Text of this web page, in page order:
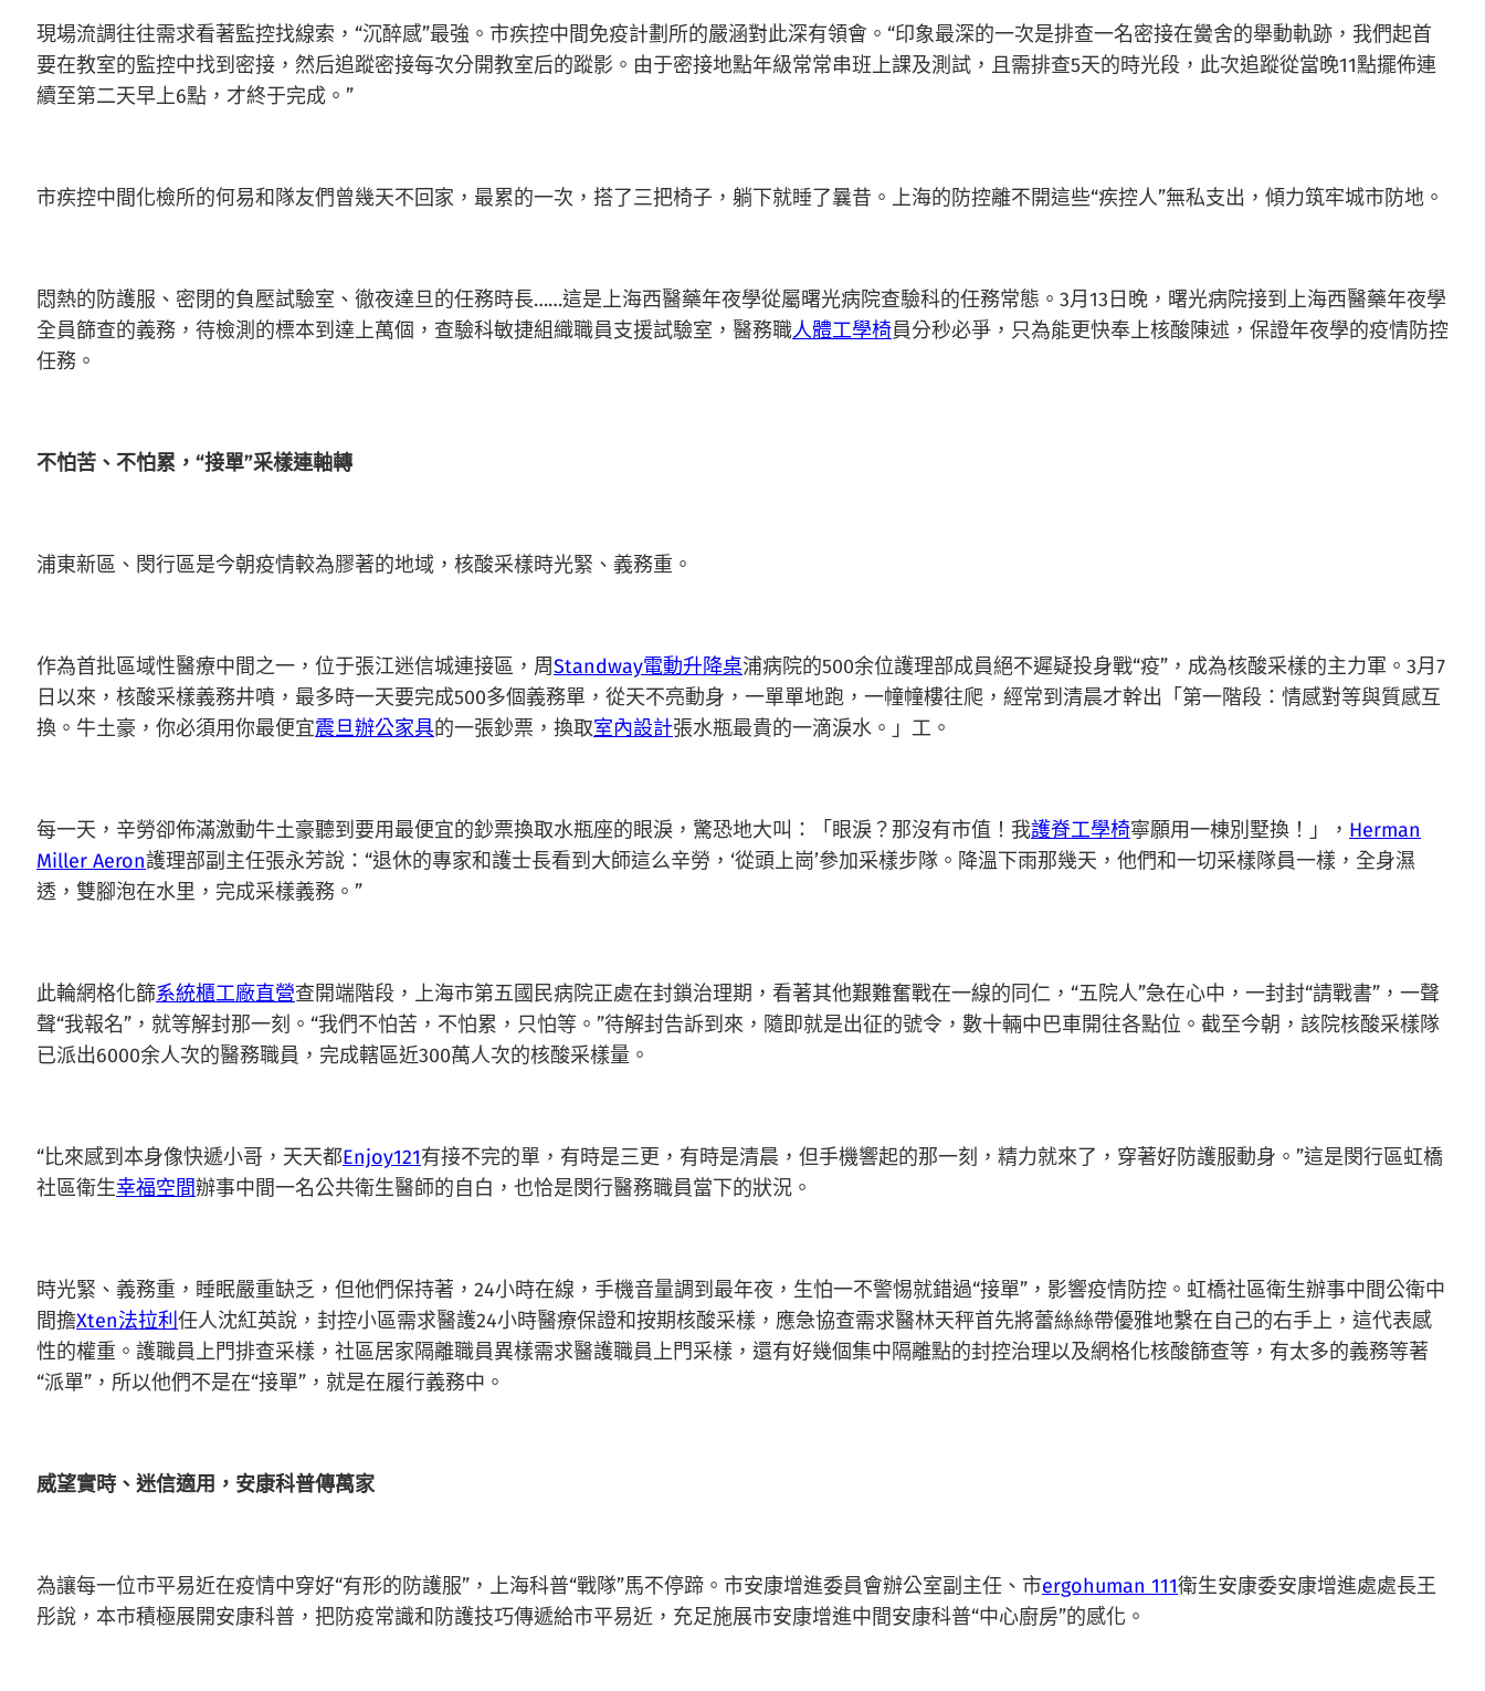
現場流調往往需求看著監控找線索，“沉醉感”最強。市疾控中間免疫計劃所的嚴涵對此深有領會。“印象最深的一次是排查一名密接在黌舍的舉動軌跡，我們起首
要在教室的監控中找到密接，然后追蹤密接每次分開教室后的蹤影。由于密接地點年級常常串班上課及測試，且需排查5天的時光段，此次追蹤從當晚11點擺佈連
續至第二天早上6點，才終于完成。”
市疾控中間化檢所的何易和隊友們曾幾天不回家，最累的一次，搭了三把椅子，躺下就睡了曩昔。上海的防控離不開這些“疾控人”無私支出，傾力筑牢城市防地。
悶熱的防護服、密閉的負壓試驗室、徹夜達旦的任務時長……這是上海西醫藥年夜學從屬曙光病院查驗科的任務常態。3月13日晚，曙光病院接到上海西醫藥年夜學
全員篩查的義務，待檢測的標本到達上萬個，查驗科敏捷組織職員支援試驗室，醫務職人體工學椅員分秒必爭，只為能更快奉上核酸陳述，保證年夜學的疫情防控
任務。
不怕苦、不怕累，“接單”采樣連軸轉
浦東新區、閔行區是今朝疫情較為膠著的地域，核酸采樣時光緊、義務重。
作為首批區域性醫療中間之一，位于張江迷信城連接區，周Standway電動升降桌浦病院的500余位護理部成員絕不遲疑投身戰“疫”，成為核酸采樣的主力軍。3月7
日以來，核酸采樣義務井噴，最多時一天要完成500多個義務單，從天不亮動身，一單單地跑，一幢幢樓往爬，經常到清晨才幹出「第一階段：情感對等與質感互
換。牛土豪，你必須用你最便宜震旦辦公家具的一張鈔票，換取室內設計張水瓶最貴的一滴淚水。」工。
每一天，辛勞卻佈滿激動牛土豪聽到要用最便宜的鈔票換取水瓶座的眼淚，驚恐地大叫：「眼淚？那沒有市值！我護脊工學椅寧願用一棟別墅換！」， Herman
Miller Aeron護理部副主任張永芳說：“退休的專家和護士長看到大師這么辛勞，‘從頭上崗’參加采樣步隊。降溫下雨那幾天，他們和一切采樣隊員一樣，全身濕
透，雙腳泡在水里，完成采樣義務。”
此輪網格化篩系統櫃工廠直營查開端階段，上海市第五國民病院正處在封鎖治理期，看著其他艱難奮戰在一線的同仁，“五院人”急在心中，一封封“請戰書”，一聲
聲“我報名”，就等解封那一刻。“我們不怕苦，不怕累，只怕等。”待解封告訴到來，隨即就是出征的號令，數十輛中巴車開往各點位。截至今朝，該院核酸采樣隊
已派出6000余人次的醫務職員，完成轄區近300萬人次的核酸采樣量。
“比來感到本身像快遞小哥，天天都Enjoy121有接不完的單，有時是三更，有時是清晨，但手機響起的那一刻，精力就來了，穿著好防護服動身。”這是閔行區虹橋
社區衛生幸福空間辦事中間一名公共衛生醫師的自白，也恰是閔行醫務職員當下的狀況。
時光緊、義務重，睡眠嚴重缺乏，但他們保持著，24小時在線，手機音量調到最年夜，生怕一不警惕就錯過“接單”，影響疫情防控。虹橋社區衛生辦事中間公衛中
間擔Xten法拉利 任人沈紅英說，封控小區需求醫護24小時醫療保證和按期核酸采樣，應急協查需求醫林天秤首先將蕾絲絲帶優雅地繫在自己的右手上，這代表感
性的權重。護職員上門排查采樣，社區居家隔離職員異樣需求醫護職員上門采樣，還有好幾個集中隔離點的封控治理以及網格化核酸篩查等，有太多的義務等著
“派單”，所以他們不是在“接單”，就是在履行義務中。
威望實時、迷信適用，安康科普傳萬家
為讓每一位市平易近在疫情中穿好“有形的防護服”，上海科普“戰隊”馬不停蹄。市安康增進委員會辦公室副主任、市ergohuman 111衛生安康委安康增進處處長王
彤說，本市積極展開安康科普，把防疫常識和防護技巧傳遞給市平易近，充足施展市安康增進中間安康科普“中心廚房”的感化。